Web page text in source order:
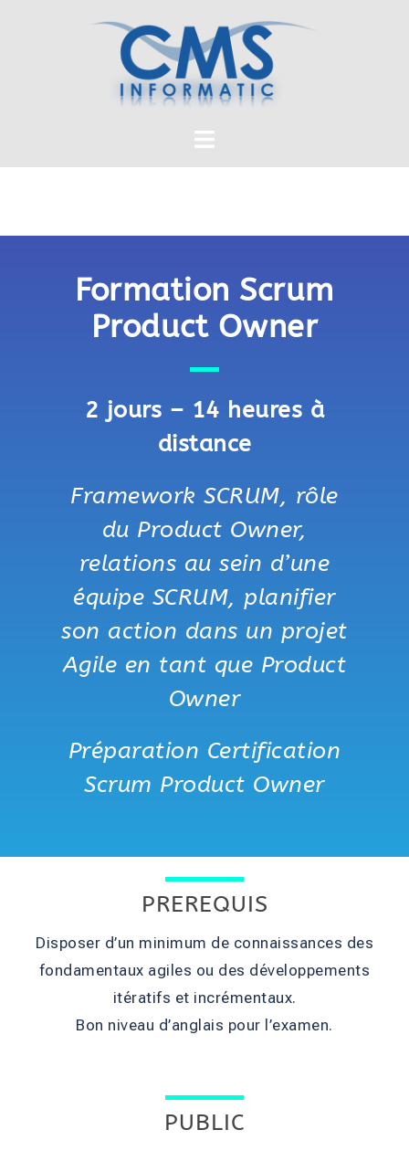
Formation Scrum
Product Owner
2 jours – 14 heures à
distance
Framework SCRUM, rôle
du Product Owner,
relations au sein d’une
équipe SCRUM, planifier
son action dans un projet
Agile en tant que Product
Owner
Préparation Certification
Scrum Product Owner
PREREQUIS
Disposer d’un minimum de connaissances des
fondamentaux agiles ou des développements
itératifs et incrémentaux.
Bon niveau d’anglais pour l’examen.
PUBLIC